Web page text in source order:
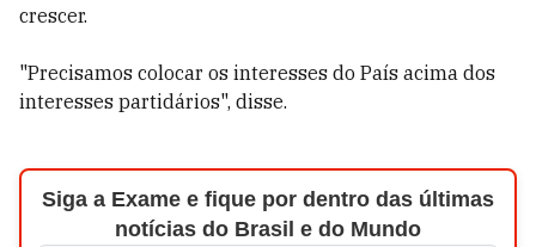
crescer.
"Precisamos colocar os interesses do País acima dos
interesses partidários", disse.
Siga a Exame e fique por dentro das últimas
notícias do Brasil e do Mundo